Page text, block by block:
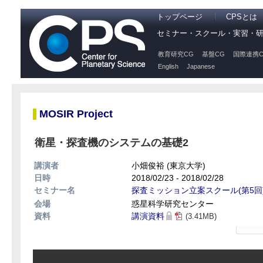
トップページ
CPSとは
セミナー・スクール・実習・
教育研究CG 基盤CG
国際連携
English
Japanese
MOSIR Project
衛星・探査機のシステムの基礎2
講演者
小畑俊裕 (東京大学)
日時
2018/02/23 - 2018/02/28
セミナー名
探査ミッション立案スクール(第5
会場
惑星科学研究センター
資料
講演資料 (3.41MB)